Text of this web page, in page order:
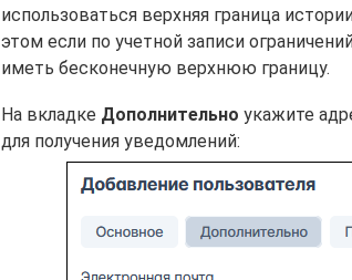
использоваться верхняя граница
этом если по учетной записи
иметь бесконечную верхнюю границу.
На вкладке Дополнительно укажите
для получения уведомлений: